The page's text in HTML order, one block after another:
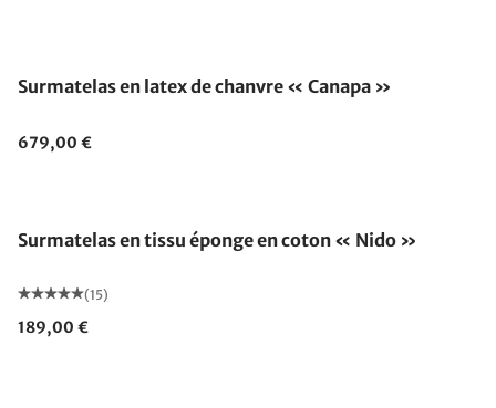
Surmatelas en latex de chanvre « Canapa »
679,00 €
Surmatelas en tissu éponge en coton « Nido »
(15)
189,00 €